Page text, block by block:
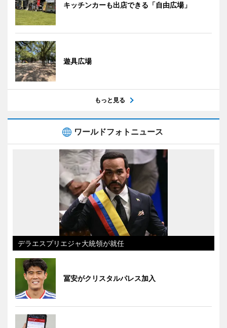
キッチンカーも出店できる「自由広場」
遊具広場
もっと見る
ワールドフォトニュース
デラエスプリエジャ大統領が就任
冨安がクリスタルパレス加入